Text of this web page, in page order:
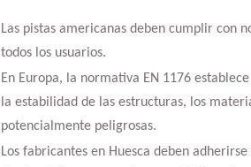
Las pistas americanas deben cumplir con
todos los usuarios.
En Europa, la normativa EN 1176
la estabilidad de las estructuras, los
potencialmente peligrosas.
Los fabricantes en Huesca deben